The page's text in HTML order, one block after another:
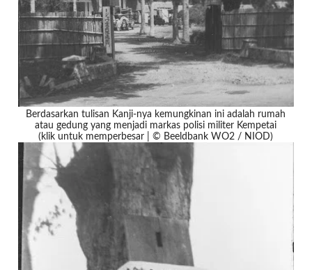
Berdasarkan tulisan Kanji-nya kemungkinan ini adalah rumah
atau gedung yang menjadi markas polisi militer Kempetai
(klik untuk memperbesar | © Beeldbank WO2 / NIOD)